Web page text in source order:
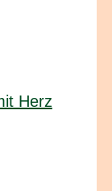
Herz